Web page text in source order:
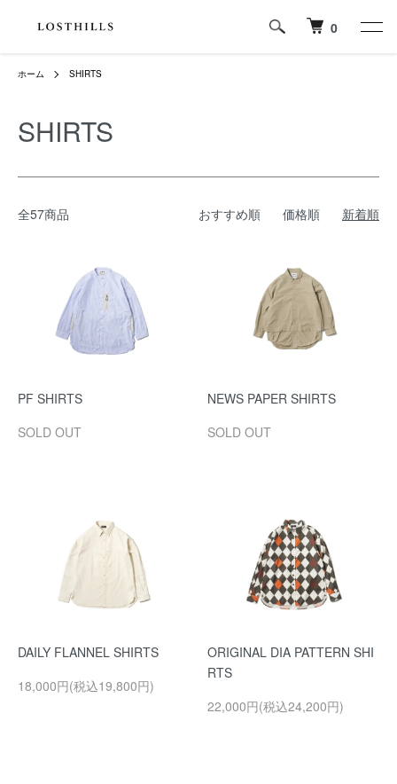
0
ホーム SHIRTS
SHIRTS
全57商品 おすすめ順 価格順 新着順
PF SHIRTS
SOLD OUT
NEWS PAPER SHIRTS
SOLD OUT
DAILY FLANNEL SHIRTS
18,000円(税込19,800円)
ORIGINAL DIA PATTERN SHI
RTS
22,000円(税込24,200円)